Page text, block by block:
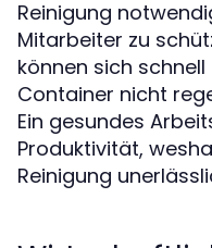
Reinigung
Mitarbeiter zu
können sich
Container nicht
Ein gesundes
Produktivität,
Reinigung